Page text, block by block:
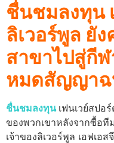
ชื่นชมลงทุน
ลิเวอร์พูล ยั
สาขาไปสู่กี
หมดสัญญาฉ
ชื่นชมลงทุน เฟนเวย์สปอ
ของพวกเขาหลังจากซื้อที
เจ้าของลิเวอร์พูล เอฟเ